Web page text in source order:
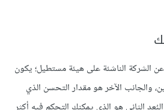
الشركة الناشئة على هيئة مستطيل؛ يكون
والجانب الآخر هو مقدار التحسن الذي